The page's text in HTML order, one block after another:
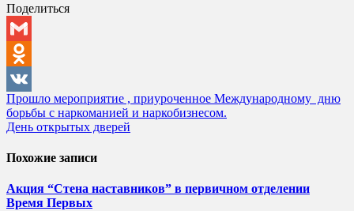
Поделиться
Gmail
Odnoklassniki
VK
Навигация
по
Прошло мероприятие , приуроченное Международному дню
борьбы с наркоманией и наркобизнесом.
День открытых дверей
Похожие записи
Акция “Стена наставников” в первичном отделении
Время Первых